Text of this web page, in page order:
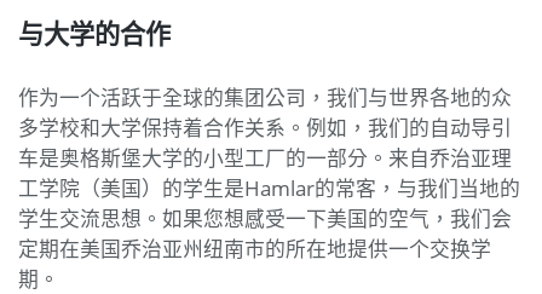
与大学的合作
作为一个活跃于全球的集团公司，我们与世界各地的众
多学校和大学保持着合作关系。例如，我们的自动导引
车是奥格斯堡大学的小型工厂的一部分。来自乔治亚理
工学院（美国）的学生是Hamlar的常客，与我们当地的
学生交流思想。如果您想感受一下美国的空气，我们会
定期在美国乔治亚州纽南市的所在地提供一个交换学
期。